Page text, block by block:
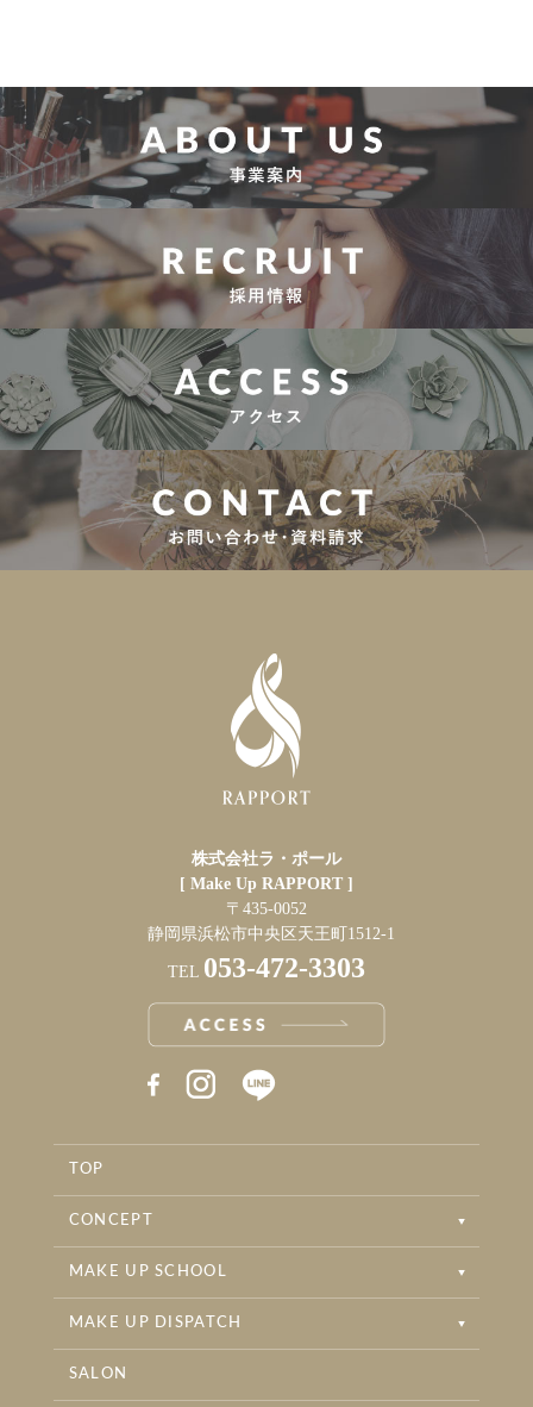
株式会社ラ・ポール
[ Make Up RAPPORT ]
〒435-0052
静岡県浜松市中央区天王町1512-1
TEL 053-472-3303
RAPPORT BEAUTYSALON INSTAGRAM
TOP
CONCEPT
MAKE UP SCHOOL
MAKE UP DISPATCH
SALON